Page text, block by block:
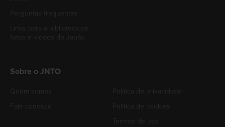
Sobre o JNTO